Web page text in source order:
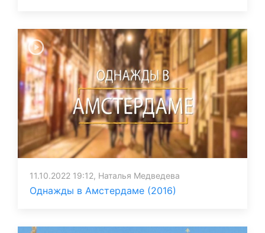
11.10.2022 19:12, Наталья Медведева
Однажды в Амстердаме (2016)